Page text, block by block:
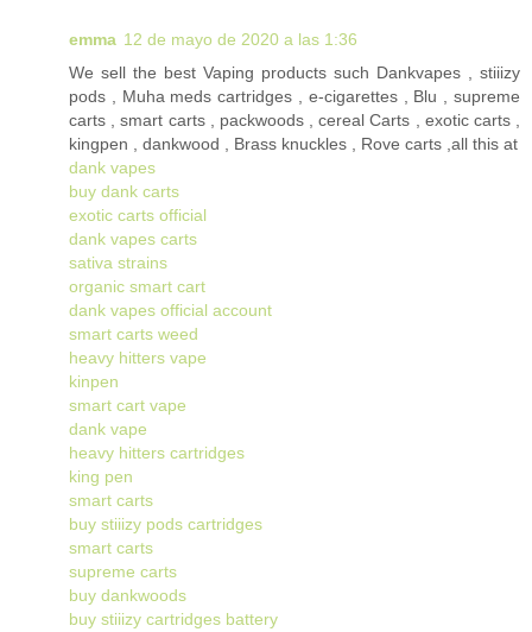
emma 12 de mayo de 2020 a las 1:36
We sell the best Vaping products such Dankvapes , stiiizy
pods , Muha meds cartridges , e-cigarettes , Blu , supreme
carts , smart carts , packwoods , cereal Carts , exotic carts ,
kingpen , dankwood , Brass knuckles , Rove carts ,all this at
dank vapes
buy dank carts
exotic carts official
dank vapes carts
sativa strains
organic smart cart
dank vapes official account
smart carts weed
heavy hitters vape
kinpen
smart cart vape
dank vape
heavy hitters cartridges
king pen
smart carts
buy stiiizy pods cartridges
smart carts
supreme carts
buy dankwoods
buy stiiizy cartridges battery